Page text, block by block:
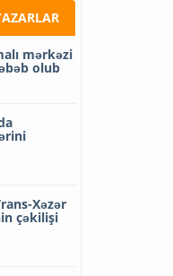
mərkəzi
olub
Xəzər
çəkilişi